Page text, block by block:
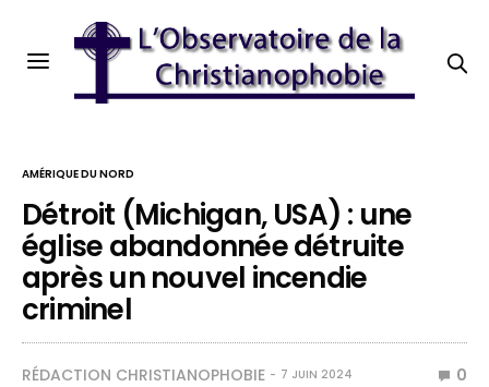
AMÉRIQUE DU NORD
Détroit (Michigan, USA) : une
église abandonnée détruite
après un nouvel incendie
criminel
RÉDACTION CHRISTIANOPHOBIE 7 JUIN 2024 0